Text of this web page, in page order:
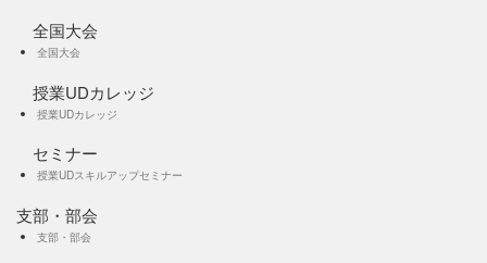
全国大会
全国大会
授業UDカレッジ
授業UDカレッジ
セミナー
授業UDスキルアップセミナー
支部・部会
支部・部会